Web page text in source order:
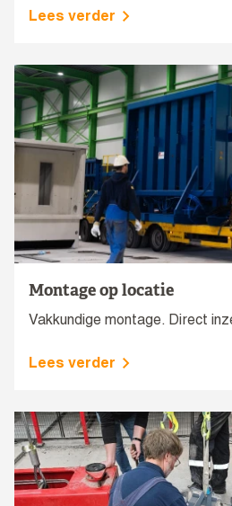
Lees verder
Montage op locatie
Vakkundige montage. Direct
Lees verder